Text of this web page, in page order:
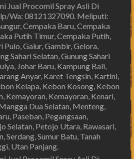
Jual Procomil Spray Asli Di
Wa: 08121327090. Meliputi:
Cempaka Baru, Cempaka
Putih Timur, Cempaka Putih,
Galur, Gambir, Gelora,
Sahari Selatan, Gunung Sahari
Johar Baru, Kampung Bali,
Anyar, Karet Tengsin, Kartini,
Kelapa, Kebon Kosong, Kebon
Kemayoran, Kemayoran, Kenari,
Dua Selatan, Menteng,
Paseban, Pegangsaan,
Selatan, Petojo Utara, Rawasari,
Serdang, Sumur Batu, Tanah
Utan Panjang.